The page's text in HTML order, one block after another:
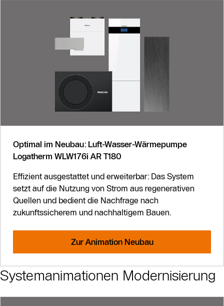
Optimal im Neubau: Luft-Wasser-Wärmepumpe
Logatherm WLW176i AR T180
Effizient ausgestattet und erweiterbar: Das System
setzt auf die Nutzung von Strom aus regenerativen
Quellen und bedient die Nachfrage nach
zukunftssicherem und nachhaltigem Bauen.
Zur Animation Neubau
Systemanimationen Modernisierung